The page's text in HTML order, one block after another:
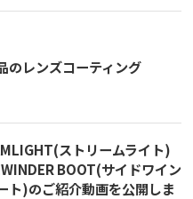
のレンズコーティング
ストリームライト)
BOOT(サイドワイン
ト)のご紹介動画を公開しま